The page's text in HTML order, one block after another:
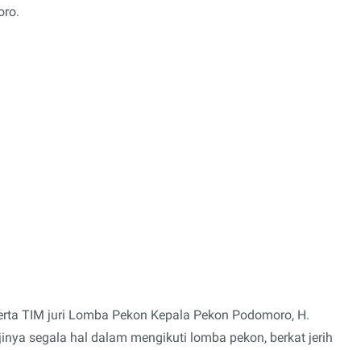
TIM juri Lomba Pekon Kepala Pekon Podomoro, H.
segala hal dalam mengikuti lomba pekon, berkat jerih